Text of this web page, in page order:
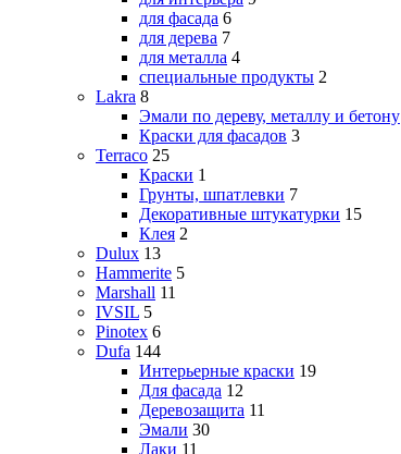
для фасада 6
для дерева 7
для металла 4
специальные продукты 2
Lakra 8
Эмали по дереву, металлу и бетону
Краски для фасадов 3
Terraco 25
Краски 1
Грунты, шпатлевки 7
Декоративные штукатурки 15
Клея 2
Dulux 13
Hammerite 5
Marshall 11
IVSIL 5
Pinotex 6
Dufa 144
Интерьерные краски 19
Для фасада 12
Деревозащита 11
Эмали 30
Лаки 11